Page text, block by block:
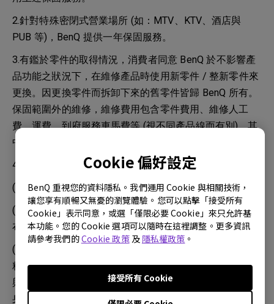
Cookie 偏好設定
BenQ 重視您的資料隱私。我們運用 Cookie 與相關技術，
讓您享有順暢又無憂的瀏覽體驗。您可以點擊「接受所有
Cookie」表示同意，或選「僅限必要 Cookie」來只允許基
本功能。您的 Cookie 選項可以隨時在這裡調整。更多資訊
請參考我們的Cookie 政策及 隱私權政策 。
接受所有 Cookie
2.針對特殊密閉式營業場所 (如：MTV、KTV、酒店與
PUB 等)，BenQ 提供一年保固服務。
3.有鑑於零件的取得情況，消費者同意 BenQ 於不影響產
品功能之狀況下，在維修產品時使用新零件 / 整新零件來
更換。因更換零件而拆卸下來的舊零件皆歸 BenQ 所有。
保固範圍外的維修，維修費用包含零件費用、維修人工
費、運費、到府服務車馬費等 (視不同產品線而有別)，其
中，零件費用 BenQ 會視零件狀況給予不同的報價。
4.鏡頭清潔時，請依使用手冊說明進行操作：
(1) 使用罐裝的壓縮空器清除灰塵。
(2) 塵土或髒污，請使用鏡片專用清潔紙或沾有清潔劑的
布來輕拭鏡片。
(3) 請勿使用研磨熱、鹼性 / 酸性清潔劑、擦洗粉或酒
精、苯、溶劑或殺蟲劑等揮發性溶劑清潔。使用此物質或
與橡膠或乙烯基物質長時間接觸可能會對投影機表面和機
身材質造成傷害。如因清潔過程造成鏡頭受損，恕不在保